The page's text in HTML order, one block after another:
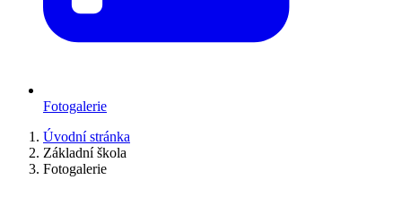
Fotogalerie
Úvodní stránka
Základní škola
Fotogalerie